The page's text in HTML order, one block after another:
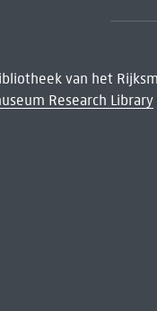
van het
Research Library